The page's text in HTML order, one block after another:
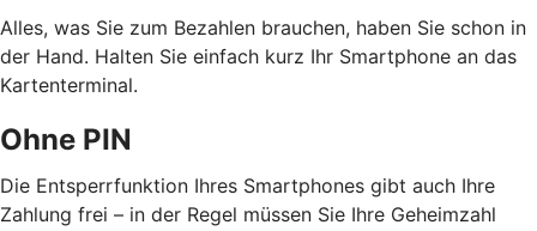
Alles, was Sie zum Bezahlen brauchen, haben Sie schon in
der Hand. Halten Sie einfach kurz Ihr Smartphone an das
Kartenterminal.
Ohne PIN
Die Entsperrfunktion Ihres Smartphones gibt auch Ihre
Zahlung frei – in der Regel müssen Sie Ihre Geheimzahl